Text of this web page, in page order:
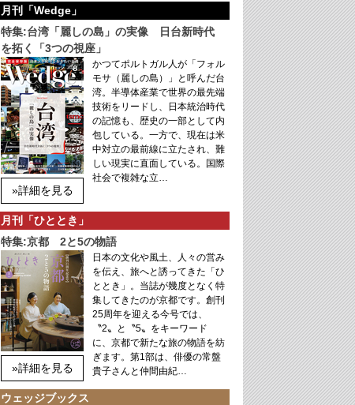
月刊「Wedge」
特集:台湾「麗しの島」の実像 日台新時代
を拓く「3つの視座」
»詳細を見る
かつてポルトガル人が「フォル
モサ（麗しの島）」と呼んだ台
湾。半導体産業で世界の最先端
技術をリードし、日本統治時代
の記憶も、歴史の一部として内
包している。一方で、現在は米
中対立の最前線に立たされ、難
しい現実に直面している。国際
社会で複雑な立…
月刊「ひととき」
特集:京都 2と5の物語
»詳細を見る
日本の文化や風土、人々の営み
を伝え、旅へと誘ってきた「ひ
ととき」。当誌が幾度となく特
集してきたのが京都です。創刊
25周年を迎える今号では、
〝2〟と〝5〟をキーワード
に、京都で新たな旅の物語を紡
ぎます。第1部は、俳優の常盤
貴子さんと仲間由紀…
ウェッジブックス